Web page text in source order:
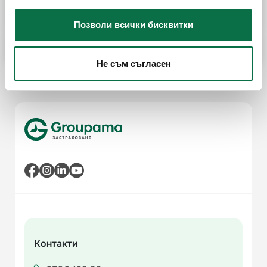
Позволи всички бисквитки
Не съм съгласен
съдействие?
Онлайн услуги след сключване на полица.
Контакти